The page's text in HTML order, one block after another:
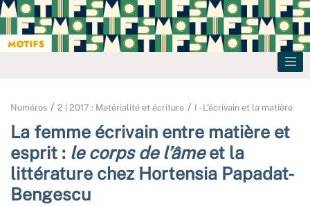
Numéros 2 | 2017 : Matérialité et écriture I - L’écrivain et la matière
La femme écrivain entre matière et
esprit : le corps de l’âmeet la
littérature chez Hortensia Papadat-
Bengescu